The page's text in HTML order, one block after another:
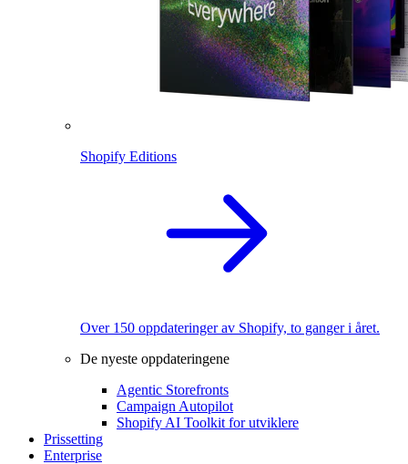
Shopify Editions
Over 150 oppdateringer av Shopify, to ganger i året.
De nyeste oppdateringene
Agentic Storefronts
Campaign Autopilot
Shopify AI Toolkit for utviklere
Prissetting
Enterprise